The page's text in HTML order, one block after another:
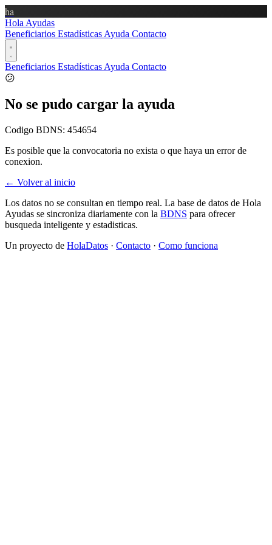
ha
Hola Ayudas
Beneficiarios Estadísticas Ayuda Contacto
Beneficiarios Estadísticas Ayuda Contacto
😕
No se pudo cargar la ayuda
Codigo BDNS: 454654
Es posible que la convocatoria no exista o que haya un error de
conexion.
← Volver al inicio
Los datos no se consultan en tiempo real. La base de datos de Hola
Ayudas se sincroniza diariamente con la BDNS para ofrecer
busqueda inteligente y estadisticas.
Un proyecto de HolaDatos · Contacto · Como funciona